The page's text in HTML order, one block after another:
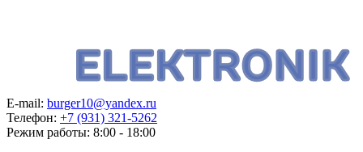
E-mail: burger10@yandex.ru
Телефон: +7 (931) 321-5262
Режим работы: 8:00 - 18:00